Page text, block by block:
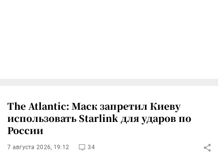
The Atlantic: Маск запретил Киеву
использовать Starlink для ударов по
России
7 августа 2026, 19:12 34